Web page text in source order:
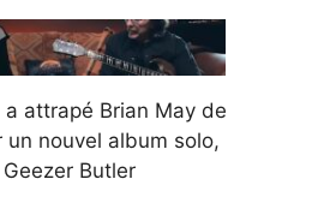
a attrapé Brian May de
un nouvel album solo,
Butler